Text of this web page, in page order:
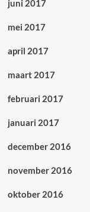
juni 2017
mei 2017
april 2017
maart 2017
februari 2017
januari 2017
december 2016
november 2016
oktober 2016